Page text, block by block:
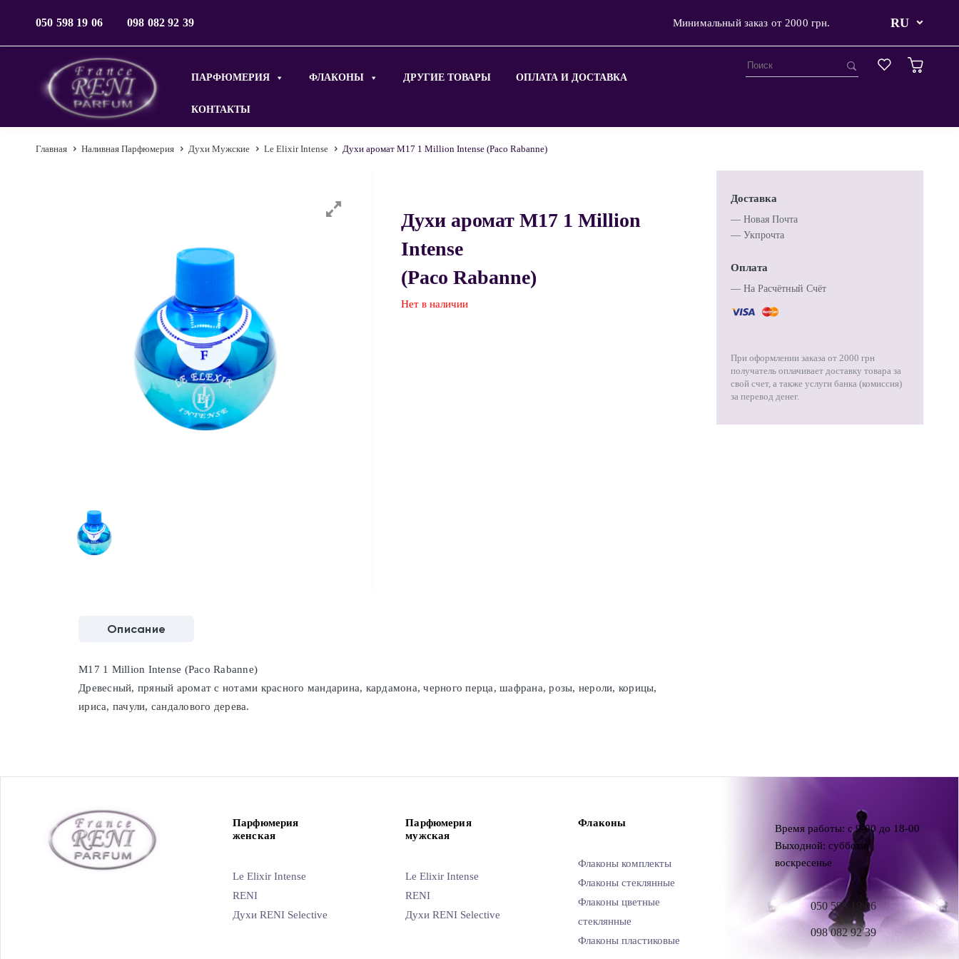
050 598 19 06 098 082 92 39 Минимальный заказ от 2000 грн. RU
ПАРФЮМЕРИЯ ФЛАКОНЫ ДРУГИЕ ТОВАРЫ ОПЛАТА И ДОСТАВКА
КОНТАКТЫ
Главная Наливная Парфюмерия Духи Мужские Le Elixir Intense Духи аромат M17 1 Million Intense (Paco Rabanne)
Духи аромат M17 1 Million
Intense
(Paco Rabanne)
Нет в наличии
Доставка
— Новая Почта
— Укпрочта
Оплата
— Hа Расчётный Счёт
При оформлении заказа от 2000 грн
получатель оплачивает доставку товара за
свой счет, а также услуги банка (комиссия)
за перевод денег.
Описание
M17 1 Million Intense (Paco Rabanne)
Древесный, пряный аромат с нотами красного мандарина, кардамона, черного перца, шафрана, розы, нероли, корицы,
ириса, пачули, сандалового дерева.
Парфюмерия
женская
Le Elixir Intense
RENI
Духи RENI Selective
Парфюмерия
мужская
Le Elixir Intense
RENI
Духи RENI Selective
Флаконы
Флаконы комплекты
Флаконы стеклянные
Флаконы цветные
стеклянные
Флаконы пластиковые
Время работы: с 9-00 до 18-00
Выходной: суббота,
воскресенье
050 598 19 06
098 082 92 39